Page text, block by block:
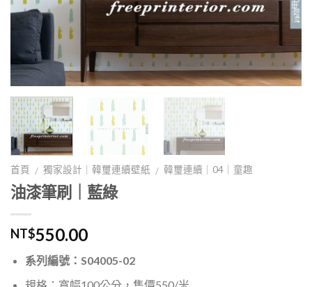
首頁 / 獨家設計｜韓璽連續壁紙 / 韓璽連續｜04｜童趣
油漆筆刷｜藍綠
NT$550.00
系列編號：S04005-02
規格：寬幅100公分，售價550/米